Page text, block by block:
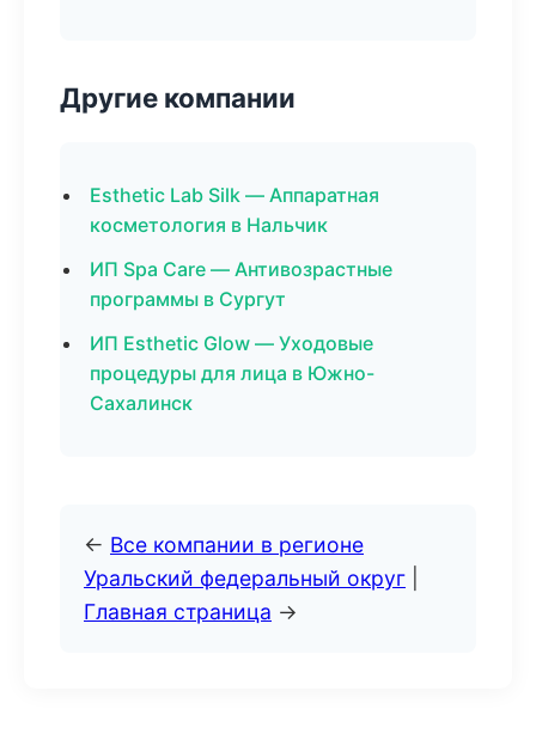
Другие компании
Esthetic Lab Silk — Аппаратная
косметология в Нальчик
ИП Spa Care — Антивозрастные
программы в Сургут
ИП Esthetic Glow — Уходовые
процедуры для лица в Южно-
Сахалинск
← Все компании в регионе
Уральский федеральный округ
Главная страница →